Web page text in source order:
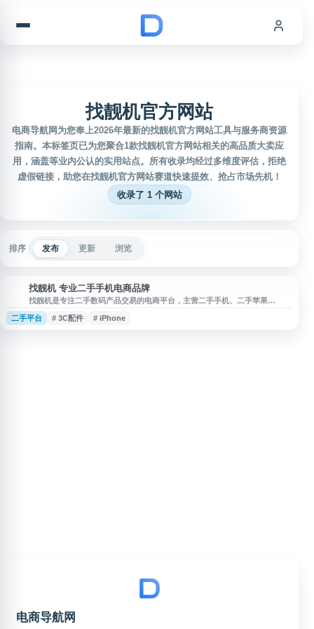
找靓机官方网站
电商导航网为您奉上2026年最新的找靓机官方网站工具与服务商资源
指南。本标签页已为您聚合1款找靓机官方网站相关的高品质大卖应
用，涵盖等业内公认的实用站点。所有收录均经过多维度评估，拒绝
虚假链接，助您在找靓机官方网站赛道快速提效、抢占市场先机！
收录了 1 个网站
排序 发布 更新 浏览
找靓机 专业二手手机电商品牌
找靓机是专注二手数码产品交易的电商平台，主营二手手机、二手苹果
iPhone、平板电脑、笔记本电脑及 3C 配件等商品。平台提供验机服务、一机
一验、真机实拍、售后服务及 7 天无理由退货，支持花呗分期、白条支付和组
二手平台 # 3C配件 # iPhone
电商导航网